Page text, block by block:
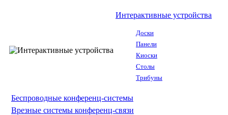
Интерактивные устройства
Доски
Панели
Киоски
Столы
Трибуны
Беспроводные конференц-системы
Врезные системы конференц-связи